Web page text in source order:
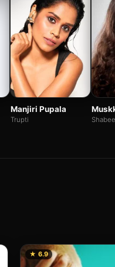
Manjiri Pupala
Trupti
★ 6.9